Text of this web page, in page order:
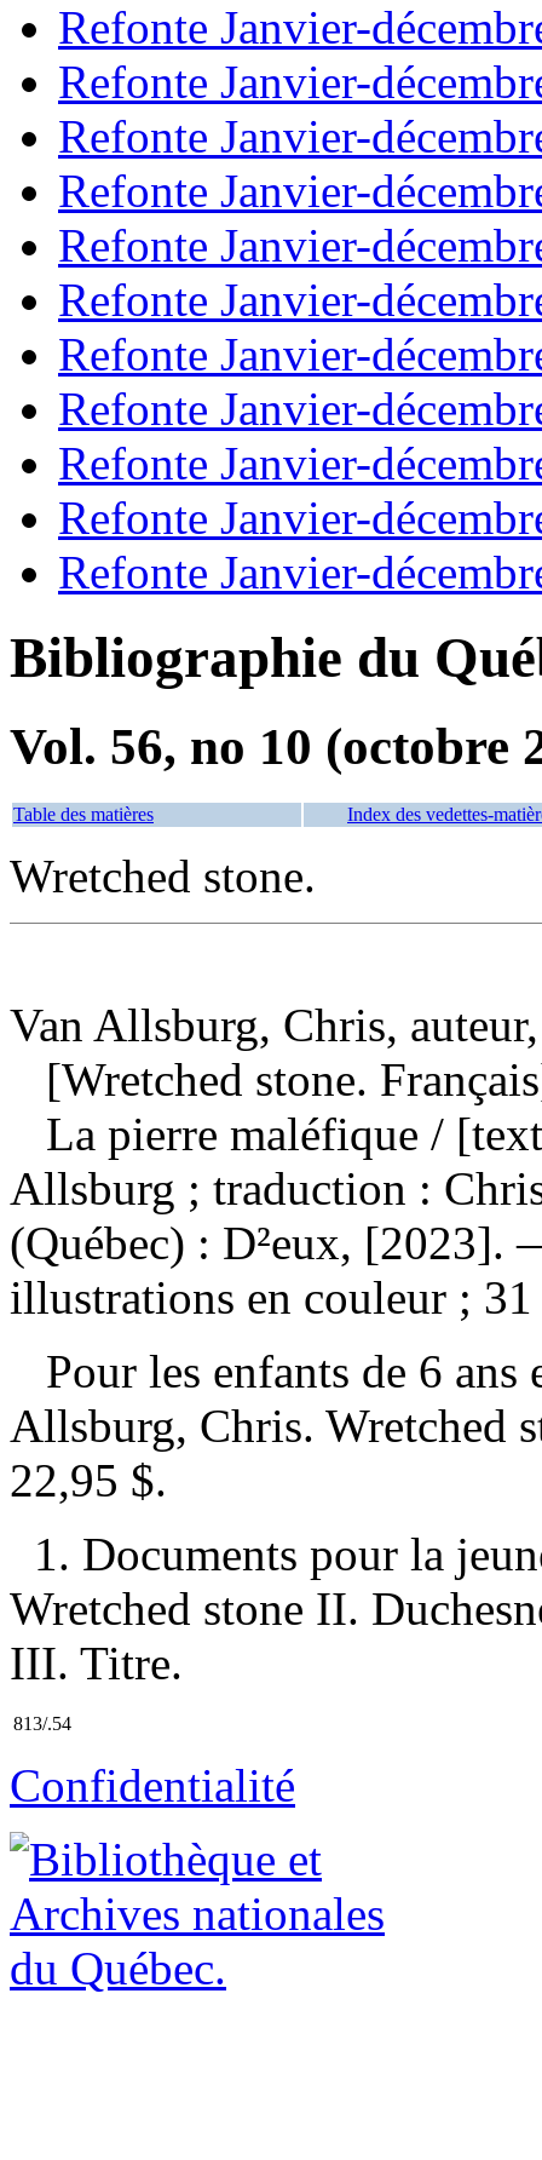
Refonte Janvier-
Refonte Janvier-
Refonte Janvier-
Refonte Janvier-
Refonte Janvier-
Refonte Janvier-
Refonte Janvier-
Refonte Janvier-
Refonte Janvier-
Refonte Janvier-
Refonte Janvier-
Bibliographie du
Vol. 56, no 10 (octobre
Table des matières Index des vedettes-
Wretched stone.
Van Allsburg, Chris,
[Wretched stone.
La pierre maléfique /
Allsburg ; traduction :
(Québec) : D²eux,
illustrations en couleur ;
Pour les enfants de 6
Allsburg, Chris. Wretched
22,95 $.
1. Documents pour la
Wretched stone II.
III. Titre.
813/.54
Confidentialité